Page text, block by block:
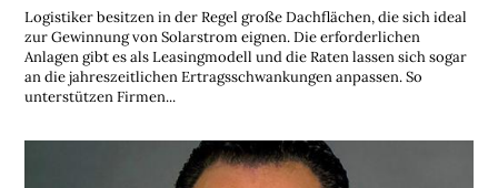
Logistiker besitzen in der Regel große Dachflächen, die sich ideal
zur Gewinnung von Solarstrom eignen. Die erforderlichen
Anlagen gibt es als Leasingmodell und die Raten lassen sich sogar
an die jahreszeitlichen Ertragsschwankungen anpassen. So
unterstützen Firmen...